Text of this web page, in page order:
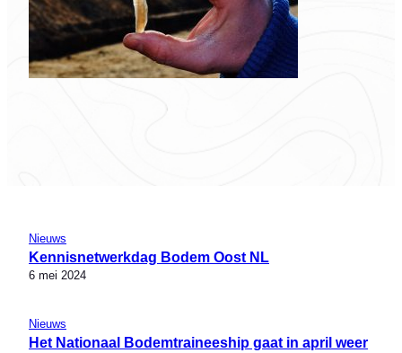
Nieuws
Kennisnetwerkdag Bodem Oost NL
6 mei 2024
Nieuws
Het Nationaal Bodemtraineeship gaat in april weer